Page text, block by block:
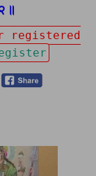
॥
registered